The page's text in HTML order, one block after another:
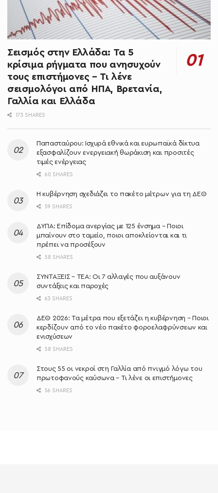
Σεισμός στην Ελλάδα: Τα 5
κρίσιμα ρήγματα που ανησυχούν
τους επιστήμονες – Τι λένε
σεισμολόγοι από ΗΠΑ, Βρετανία,
Γαλλία και Ελλάδα
173 SHARES
Παπασταύρου: Ισχυρά εθνικά και ευρωπαϊκά δίκτυα
εξασφαλίζουν ενεργειακή θωράκιση και προσιτές
τιμές ενέργειας
60 SHARES
Η κυβέρνηση σχεδιάζει το πακέτο μέτρων για τη ΔΕΘ
59 SHARES
ΔΥΠΑ: Επίδομα ανεργίας με 125 ένσημα – Ποιοι
μπαίνουν στο ταμείο, ποιοι αποκλείονται και τι
πρέπει να προσέξουν
58 SHARES
ΣΥΝΤΑΞΕΙΣ – ΤΕΑ: Οι 7 αλλαγές που αυξάνουν
συντάξεις και παροχές
63 SHARES
ΔΕΘ 2026: Τα μέτρα που εξετάζει η κυβέρνηση – Ποιοι
κερδίζουν από το νέο πακέτο φοροελαφρύνσεων και
ενισχύσεων
58 SHARES
Στους 55 οι νεκροί στη Γαλλία από πνιγμό λόγω του
πρωτοφανούς καύσωνα – Τι λένε οι επιστήμονες
56 SHARES